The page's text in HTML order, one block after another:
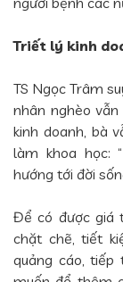
Triết lý kinh
TS Ngọc Trâm
nhân nghèo
kinh doanh, bà
làm khoa học:
hướng tới đời
Để có được giá
chặt chẽ, tiết
quảng cáo, tiếp